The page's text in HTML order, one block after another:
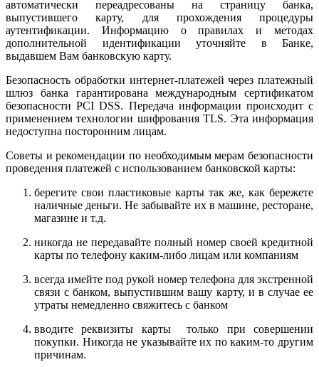
автоматически переадресованы на страницу банка,
выпустившего карту, для прохождения процедуры
аутентификации. Информацию о правилах и методах
дополнительной идентификации уточняйте в Банке,
выдавшем Вам банковскую карту.
Безопасность обработки интернет-платежей через платежный
шлюз банка гарантирована международным сертификатом
безопасности PCI DSS. Передача информации происходит с
применением технологии шифрования TLS. Эта информация
недоступна посторонним лицам.
Советы и рекомендации по необходимым мерам безопасности
проведения платежей с использованием банковской карты:
берегите свои пластиковые карты так же, как бережете
наличные деньги. Не забывайте их в машине, ресторане,
магазине и т.д.
никогда не передавайте полный номер своей кредитной
карты по телефону каким-либо лицам или компаниям
всегда имейте под рукой номер телефона для экстренной
связи с банком, выпустившим вашу карту, и в случае ее
утраты немедленно свяжитесь с банком
вводите реквизиты карты только при совершении
покупки. Никогда не указывайте их по каким-то другим
причинам.